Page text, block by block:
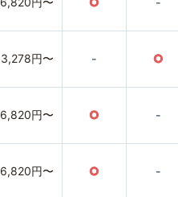
3,278円〜 - ○
6,820円〜 ○ -
6,820円〜 ○ -